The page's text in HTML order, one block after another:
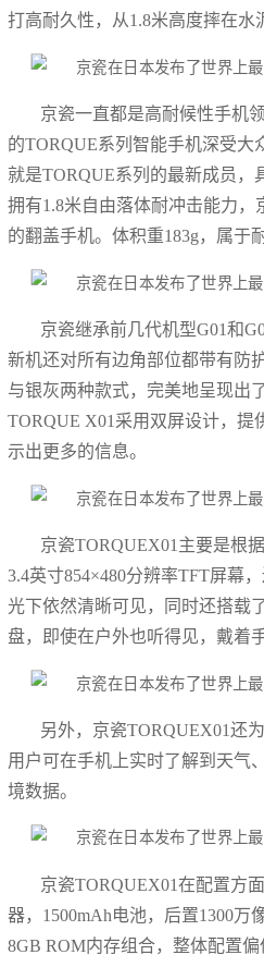
打高耐久性，从1.8米高度摔在水
京瓷一直都是高耐候性手机
的TORQUE系列智能手机深受大
就是TORQUE系列的最新成员，
拥有1.8米自由落体耐冲击能力，
的翻盖手机。体积重183g，属于
京瓷继承前几代机型G01和
新机还对所有边角部位都带有防
与银灰两种款式，完美地呈现出
TORQUE X01采用双屏设计，提
示出更多的信息。
京瓷TORQUEX01主要是根
3.4英寸854×480分辨率TFT屏幕
光下依然清晰可见，同时还搭载
盘，即使在户外也听得见，戴着
另外，京瓷TORQUEX01还
用户可在手机上实时了解到天气
境数据。
京瓷TORQUEX01在配置方
器，1500mAh电池，后置1300万
8GB ROM内存组合，整体配置